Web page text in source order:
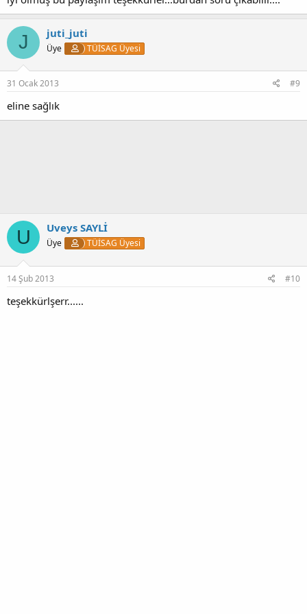
J juti_juti
Üye TÜİSAG Üyesi
31 Ocak 2013 #9
eline sağlık
U Uveys SAYLİ
Üye TÜİSAG Üyesi
14 Şub 2013 #10
teşekkürlşerr......